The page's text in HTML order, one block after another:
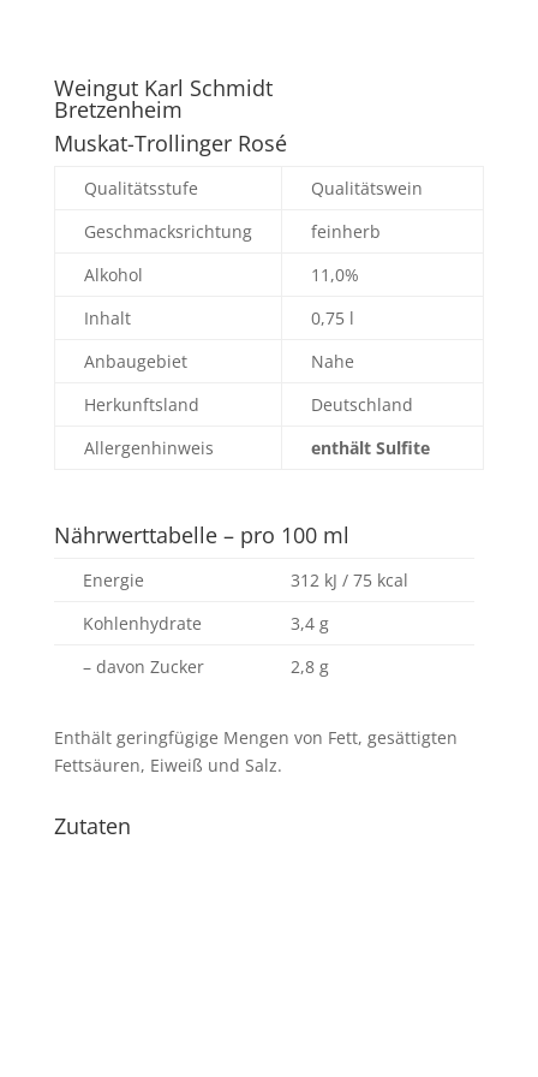
Weingut Karl Schmidt
Bretzenheim
Muskat-Trollinger Rosé
Qualitätsstufe
Qualitätswein
Geschmacksrichtung
feinherb
Alkohol
11,0%
Inhalt
0,75 l
Anbaugebiet
Nahe
Herkunftsland
Deutschland
Allergenhinweis
enthält Sulfite
Nährwerttabelle – pro 100 ml
Energie
312 kJ / 75 kcal
Kohlenhydrate
3,4 g
– davon Zucker
2,8 g
Enthält geringfügige Mengen von Fett, gesättigten
Fettsäuren, Eiweiß und Salz.
Zutaten